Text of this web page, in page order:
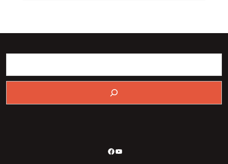
Facebook
YouTube